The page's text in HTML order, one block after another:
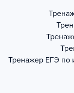
Тренажер ЕГЭ по